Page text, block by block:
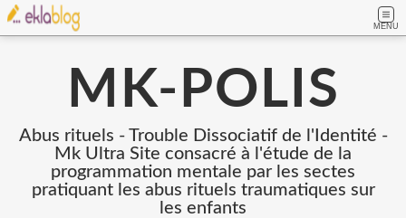
MENU
MK-POLIS
Abus rituels - Trouble Dissociatif de l'Identité -
Mk Ultra Site consacré à l'étude de la
programmation mentale par les sectes
pratiquant les abus rituels traumatiques sur
les enfants